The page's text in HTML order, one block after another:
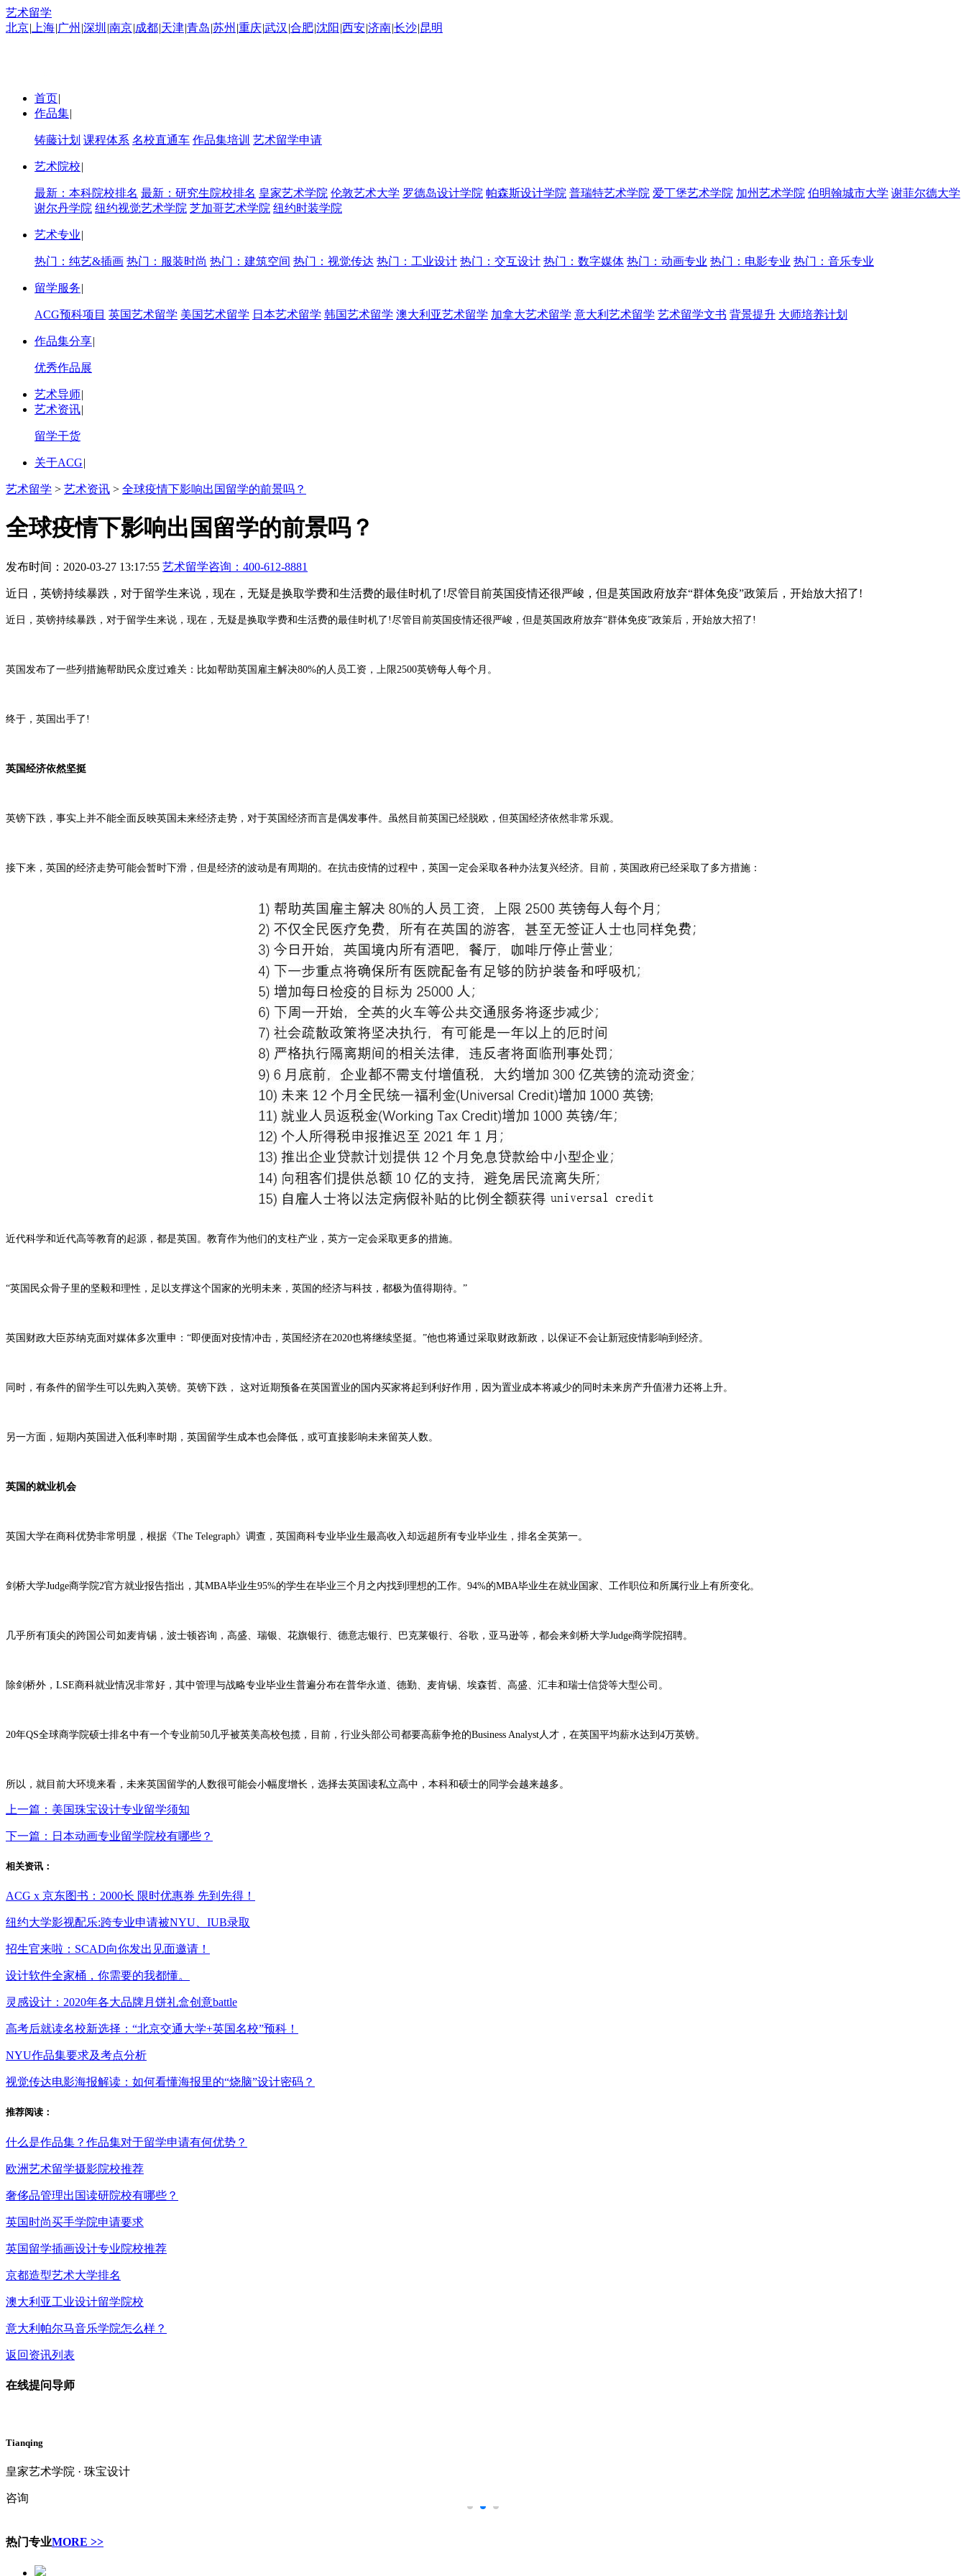
艺术留学
北京| 上海|广州 |深圳 |南京|成都|天津|青岛|苏州 |重庆|武汉 |合肥|沈阳 |西安|济南|长沙|昆明
首页|
作品集|
铸藤计划 课程体系 名校直通车 作品集培训 艺术留学申请
艺术院校|
最新：本科院校排名 最新：研究生院校排名 皇家艺术学院 伦敦艺术大学 罗德岛设计学院 帕森斯设计学院 普瑞特艺术学院 爱丁堡艺术学院 加州艺术学院 伯明翰城市大学 谢菲尔德大学
谢尔丹学院 纽约视觉艺术学院 芝加哥艺术学院 纽约时装学院
艺术专业|
热门：纯艺&插画 热门：服装时尚 热门：建筑空间 热门：视觉传达 热门：工业设计 热门：交互设计 热门：数字媒体 热门：动画专业 热门：电影专业 热门：音乐专业
留学服务|
ACG预科项目 英国艺术留学 美国艺术留学 日本艺术留学 韩国艺术留学 澳大利亚艺术留学 加拿大艺术留学 意大利艺术留学 艺术留学文书 背景提升 大师培养计划
作品集分享|
优秀作品展
艺术导师|
艺术资讯|
留学干货
关于ACG|
艺术留学 > 艺术资讯 > 全球疫情下影响出国留学的前景吗？
全球疫情下影响出国留学的前景吗？
发布时间：2020-03-27 13:17:55 艺术留学咨询： 400-612-8881
近日，英镑持续暴跌，对于留学生来说，现在，无疑是换取学费和生活费的最佳时机了!尽管目前英国疫情还很严峻，但是英国政府放弃“群体免疫”政策后，开始放大招了!
近日，英镑持续暴跌，对于留学生来说，现在，无疑是换取学费和生活费的最佳时机了!尽管目前英国疫情还很严峻，但是英国政府放弃“群体免疫”政策后，开始放大招了!
英国发布了一些列措施帮助民众度过难关：比如帮助英国雇主解决80%的人员工资，上限2500英镑每人每个月。
终于，英国出手了!
英国经济依然坚挺
英镑下跌，事实上并不能全面反映英国未来经济走势，对于英国经济而言是偶发事件。虽然目前英国已经脱欧，但英国经济依然非常乐观。
接下来，英国的经济走势可能会暂时下滑，但是经济的波动是有周期的。在抗击疫情的过程中，英国一定会采取各种办法复兴经济。目前，英国政府已经采取了多方措施：
近代科学和近代高等教育的起源，都是英国。教育作为他们的支柱产业，英方一定会采取更多的措施。
“英国民众骨子里的坚毅和理性，足以支撑这个国家的光明未来，英国的经济与科技，都极为值得期待。”
英国财政大臣苏纳克面对媒体多次重申：“即便面对疫情冲击，英国经济在2020也将继续坚挺。”他也将通过采取财政新政，以保证不会让新冠疫情影响到经济。
同时，有条件的留学生可以先购入英镑。英镑下跌， 这对近期预备在英国置业的国内买家将起到利好作用，因为置业成本将减少的同时未来房产升值潜力还将上升。
另一方面，短期内英国进入低利率时期，英国留学生成本也会降低，或可直接影响未来留英人数。
英国的就业机会
英国大学在商科优势非常明显，根据《The Telegraph》调查，英国商科专业毕业生最高收入却远超所有专业毕业生，排名全英第一。
剑桥大学Judge商学院2官方就业报告指出，其MBA毕业生95%的学生在毕业三个月之内找到理想的工作。94%的MBA毕业生在就业国家、工作职位和所属行业上有所变化。
几乎所有顶尖的跨国公司如麦肯锡，波士顿咨询，高盛、瑞银、花旗银行、德意志银行、巴克莱银行、谷歌，亚马逊等，都会来剑桥大学Judge商学院招聘。
除剑桥外，LSE商科就业情况非常好，其中管理与战略专业毕业生普遍分布在普华永道、德勤、麦肯锡、埃森哲、高盛、汇丰和瑞士信贷等大型公司。
20年QS全球商学院硕士排名中有一个专业前50几乎被英美高校包揽，目前，行业头部公司都要高薪争抢的Business Analyst人才，在英国平均薪水达到4万英镑。
所以，就目前大环境来看，未来英国留学的人数很可能会小幅度增长，选择去英国读私立高中，本科和硕士的同学会越来越多。
上一篇：美国珠宝设计专业留学须知
下一篇：日本动画专业留学院校有哪些？
相关资讯：
ACG x 京东图书：2000长 限时优惠券 先到先得！
纽约大学影视配乐:跨专业申请被NYU、IUB录取
招生官来啦：SCAD向你发出见面邀请！
设计软件全家桶，你需要的我都懂。
灵感设计：2020年各大品牌月饼礼盒创意battle
高考后就读名校新选择：“北京交通大学+英国名校”预科！
NYU作品集要求及考点分析
视觉传达电影海报解读：如何看懂海报里的“烧脑”设计密码？
推荐阅读：
什么是作品集？作品集对于留学申请有何优势？
欧洲艺术留学摄影院校推荐
奢侈品管理出国读研院校有哪些？
英国时尚买手学院申请要求
英国留学插画设计专业院校推荐
京都造型艺术大学排名
澳大利亚工业设计留学院校
意大利帕尔马音乐学院怎么样？
返回资讯列表
在线提问导师
Tianqing
皇家艺术学院 · 珠宝设计
咨询
热门专业MORE >>